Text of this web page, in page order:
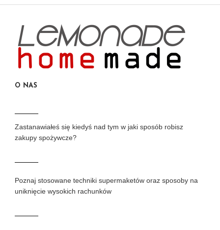
O NAS
Zastanawiałeś się kiedyś nad tym w jaki sposób robisz
zakupy spożywcze?
Poznaj stosowane techniki supermaketów oraz sposoby na
uniknięcie wysokich rachunków